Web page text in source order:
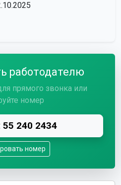
работодателю
прямого звонка или
номер
55 240 2434
номер